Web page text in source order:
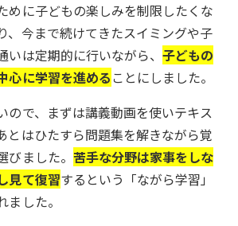
めに子どもの楽しみを制限したくな
、今まで続けてきたスイミングや子
いは定期的に行いながら、子どもの
心に学習を進める ことにしました。
ので、まずは講義動画を使いテキス
とはひたすら問題集を解きながら覚
びました。 苦手な分野は家事をしな
見て復習するという「ながら学習」
した。